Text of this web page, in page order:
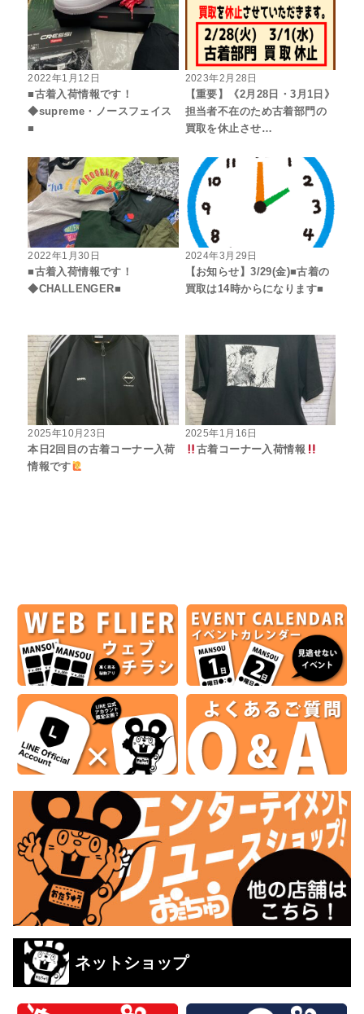
2022年1月12日
■古着入荷情報です！
◆supreme・ノースフェイス
■
2023年2月28日
【重要】《2月28日・3月1日》
担当者不在のため古着部門の
買取を休止させ…
2022年1月30日
■古着入荷情報です！
◆CHALLENGER■
2024年3月29日
【お知らせ】3/29(金)■古着の
買取は14時からになります■
2025年10月23日
本日2回目の古着コーナー入荷
情報です
2025年1月16日
古着コーナー入荷情報
ネットショップ